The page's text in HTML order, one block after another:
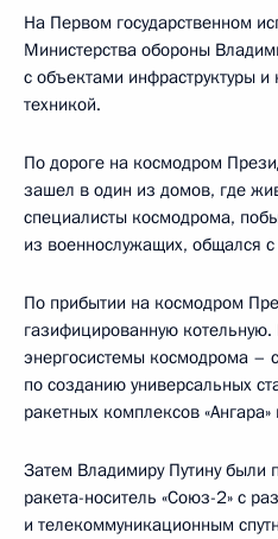
На Первом государственном
Министерства обороны
с объектами инфраструктуры
техникой.
По дороге на космодром
зашел в один из домов, где
специалисты космодрома,
из военнослужащих, общался
По прибытии на космодром
газифицированную котельную.
энергосистемы космодрома –
по созданию универсальных
ракетных комплексов
Затем Владимиру Путину были
ракета-носитель «Союз-2» с
и телекоммуникационным